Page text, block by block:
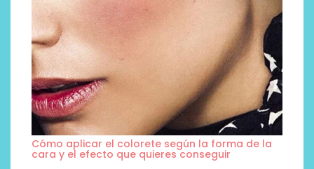
Cómo aplicar el colorete según la forma de la
cara y el efecto que quieres conseguir